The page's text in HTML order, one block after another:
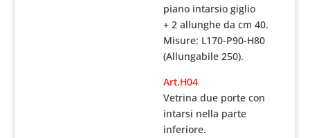
piano intarsio giglio
+ 2 allunghe da cm 40.
Misure: L170-P90-H80
(Allungabile 250).
Art.H04
Vetrina due porte con
intarsi nella parte
inferiore.